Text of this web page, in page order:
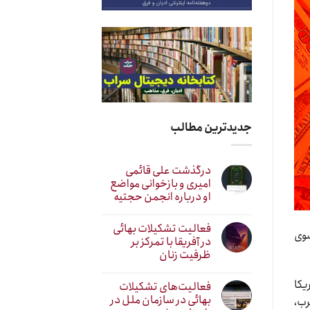
جدیدترین مطالب
درگذشت علی قائمی
امیری و بازخوانی مواضع
او درباره انجمن حجتیه
فعالیت تشکیلات بهائی
در آفریقا با تمرکز بر
ظرفیت زنان
فعالیت‌های تشکیلات
بهائی در سازمان ملل در